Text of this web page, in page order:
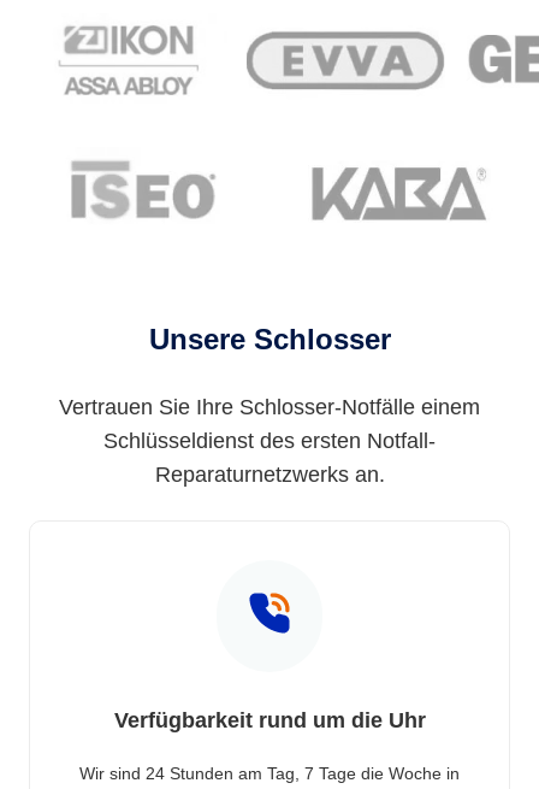
Unsere Schlosser
Vertrauen Sie Ihre Schlosser-Notfälle einem
Schlüsseldienst des ersten Notfall-
Reparaturnetzwerks an.
Verfügbarkeit rund um die Uhr
Wir sind 24 Stunden am Tag, 7 Tage die Woche in